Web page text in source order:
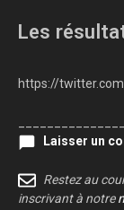
Les
https://
Laisser un
Restez au
inscrivant à notre